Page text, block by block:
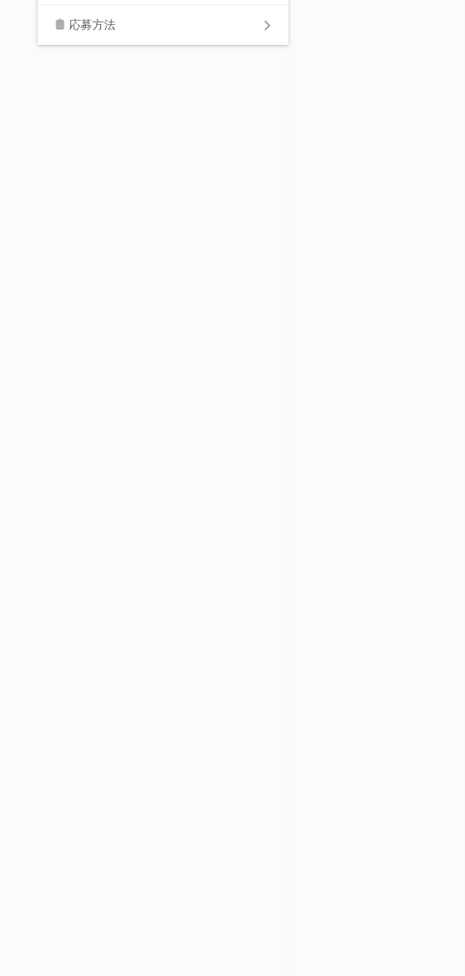
応募方法